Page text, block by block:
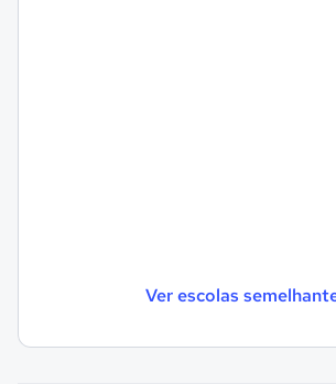
Ver escolas